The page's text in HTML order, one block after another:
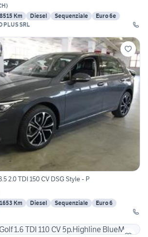
)
Km Diesel Sequenziale
Euro 6e
PLUS SRL
2.0 TDI 150 CV DSG Style - P
Km Diesel Sequenziale
Euro 6